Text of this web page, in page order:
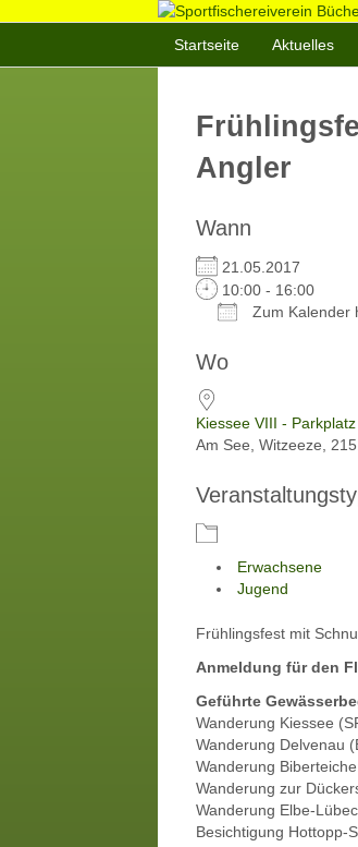
Startseite Aktuelles
Angler
Wann
21.05.2017
10:00 - 16:00
Zum Kalender
Wo
Kiessee VIII -
Am See, Witzeeze,
Erwachsene
Jugend
Frühlingsfest mit
Anmeldung für den
Geführte
Wanderung Kiessee
Wanderung Delvenau
Wanderung
Wanderung zur
Wanderung Elbe-
Besichtigung Hottopp-